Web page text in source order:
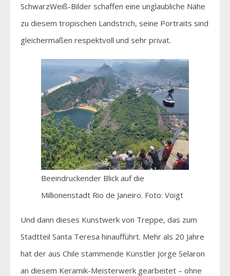
SchwarzWeiß-Bilder schaffen eine unglaubliche Nähe
zu diesem tropischen Landstrich, seine Portraits sind
gleichermaßen respektvoll und sehr privat.
Beeindruckender Blick auf die
Millionenstadt Rio de Janeiro. Foto: Voigt
Und dann dieses Kunstwerk von Treppe, das zum
Stadtteil Santa Teresa hinaufführt. Mehr als 20 Jahre
hat der aus Chile stammende Künstler Jorge Selaron
an diesem Keramik-Meisterwerk gearbeitet – ohne